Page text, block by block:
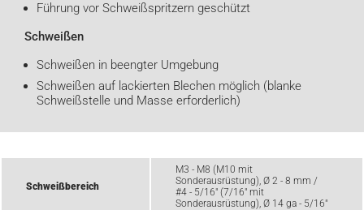
Führung vor Schweißspritzern geschützt
Schweißen
Schweißen in beengter Umgebung
Schweißen auf lackierten Blechen möglich (blanke
Schweißstelle und Masse erforderlich)
Schweißbereich
M3 - M8 (M10 mit
Sonderausrüstung), Ø 2 - 8 mm /
#4 - 5/16" (7/16" mit
Sonderausrüstung), Ø 14 ga - 5/16"